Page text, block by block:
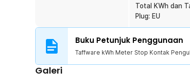
Total KWh dan
Plug: EU
Buku Petunjuk Penggunaan
Taffware kWh Meter Stop Kontak
Galeri